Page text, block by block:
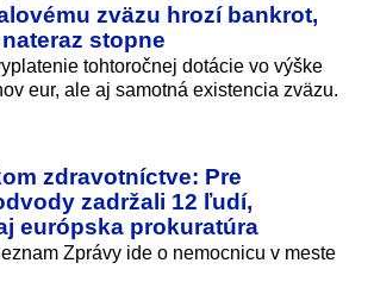
zväzu hrozí bankrot,
stopne
tohtoročnej dotácie vo výške
eur, ale aj samotná existencia zväzu.
zdravotníctve: Pre
zadržali 12 ľudí,
európska prokuratúra
Zprávy ide o nemocnicu v meste